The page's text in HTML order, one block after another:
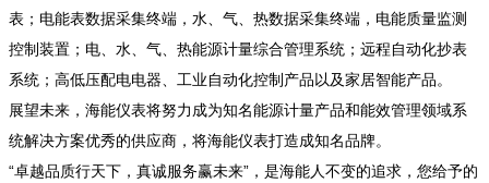
表；电能表数据采集终端，水、气、热数据采集终端，电能质量监测
控制装置；电、水、气、热能源计量综合管理系统；远程自动化抄表
系统；高低压配电电器、工业自动化控制产品以及家居智能产品。
展望未来，海能仪表将努力成为知名能源计量产品和能效管理领域系
统解决方案优秀的供应商，将海能仪表打造成知名品牌。
“卓越品质行天下，真诚服务赢未来”，是海能人不变的追求，您给予的